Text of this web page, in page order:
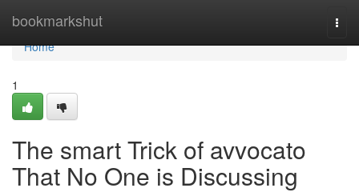
bookmarkshut
Home
Home
1
The smart Trick of avvocato
That No One is Discussing